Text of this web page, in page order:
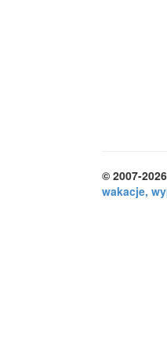
© 2007-
wakacje,